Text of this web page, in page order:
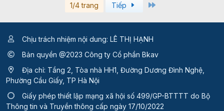
1/4 trang Tiếp
Chịu trách nhiệm nội dung: LÊ THỊ HẠNH
Bản quyền @2023 Công ty Cổ phần Bkav
Địa chỉ: Tầng 2, Tòa nhà HH1, Đường Dương Đình Nghệ,
Phường Cầu Giấy, TP Hà Nội
Giấy phép thiết lập mạng xã hội số 499/GP-BTTTT do Bộ
Thông tin và Truyền thông cấp ngày 17/10/2022